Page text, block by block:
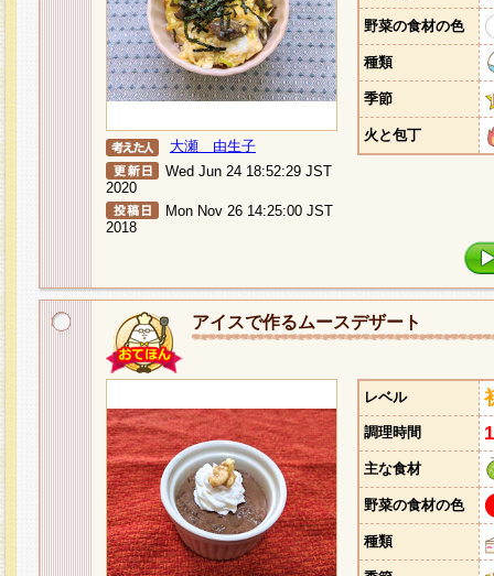
大瀬 由生子
Wed Jun 24 18:52:29 JST
2020
Mon Nov 26 14:25:00 JST
2018
野菜の食材の色
種類
季節
火と包丁
アイスで作るムースデザート
レベル
調理時間
主な食材
野菜の食材の色
種類